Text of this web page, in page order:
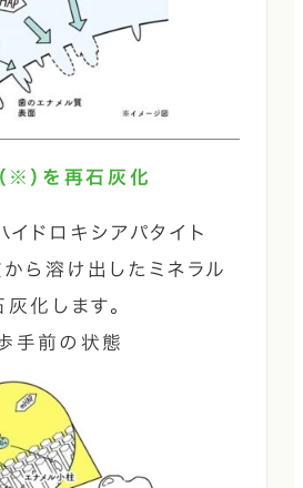
※）を再石灰化
イドロキシアパタイト
から溶け出したミネラル
化します。
手前の状態